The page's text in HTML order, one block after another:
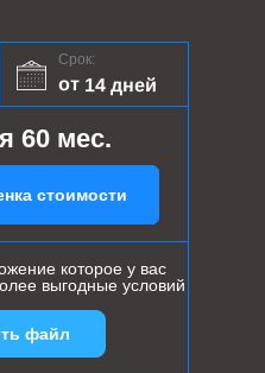
Срок:
от 14 дней
60 мес.
стоимости
которое у вас
выгодные условий
файл